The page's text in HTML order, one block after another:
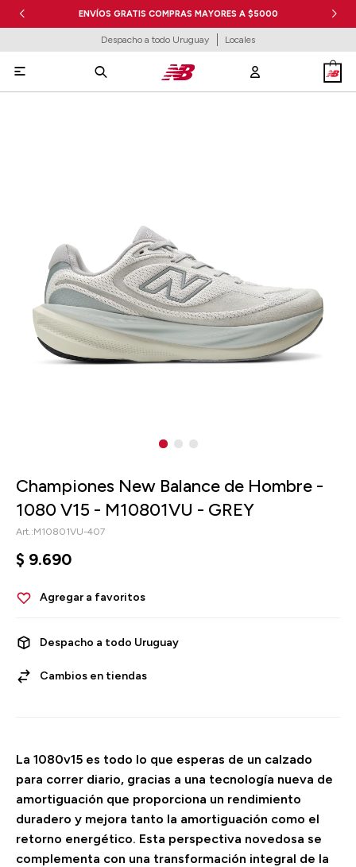
ENVÍOS GRATIS COMPRAS MAYORES A $5000
Despacho a todo Uruguay Locales

Championes New Balance de Hombre -
1080 V15 - M10801VU - GREY
M10801VU-407
$ 9.690
Despacho a todo Uruguay
Cambios en tiendas
La 1080v15 es todo lo que esperas de un calzado
para correr diario, gracias a una tecnología nueva de
amortiguación que proporciona un rendimiento
duradero y mejora tanto la amortiguación como el
retorno energético. Esta perspectiva novedosa se
complementa con una transformación integral de la